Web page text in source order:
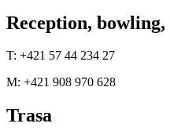
Reception, bowling,
T: +421 57 44 234 27
M: +421 908 970 628
Trasa